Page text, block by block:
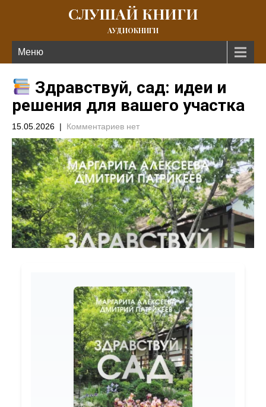
СЛУШАЙ КНИГИ
АУДИОКНИГИ
Меню
Здравствуй, сад: идеи и
решения для вашего участка
15.05.2026 | Комментариев нет